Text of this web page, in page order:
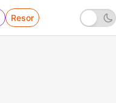
Resor